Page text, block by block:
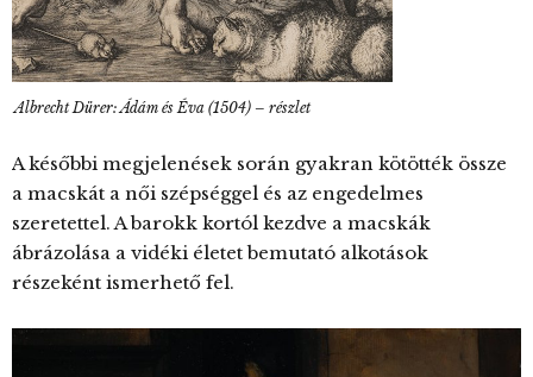
Albrecht Dürer: Ádám és Éva (1504) – részlet
A későbbi megjelenések során gyakran kötötték össze
a macskát a női szépséggel és az engedelmes
szeretettel. A barokk kortól kezdve a macskák
ábrázolása a vidéki életet bemutató alkotások
részeként ismerhető fel.